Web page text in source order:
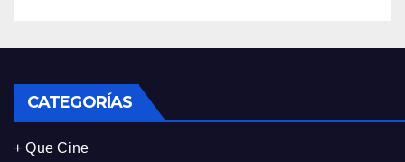
CATEGORÍAS
+ Que Cine